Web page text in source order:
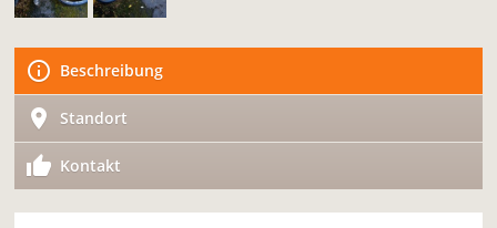
Beschreibung
Standort
Kontakt